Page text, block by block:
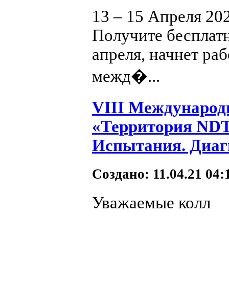
13 – 15 Апреля
Получите
апреля, начнет
межд�...
VIII
«Территория
Испытания.
Создано: 11.04.21
Уважаемые колл